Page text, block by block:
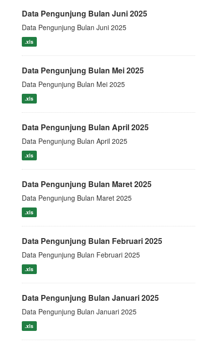
Data Pengunjung Bulan Juni 2025
Data Pengunjung Bulan Juni 2025
.xls
Data Pengunjung Bulan Mei 2025
Data Pengunjung Bulan Mei 2025
.xls
Data Pengunjung Bulan April 2025
Data Pengunjung Bulan April 2025
.xls
Data Pengunjung Bulan Maret 2025
Data Pengunjung Bulan Maret 2025
.xls
Data Pengunjung Bulan Februari 2025
Data Pengunjung Bulan Februari 2025
.xls
Data Pengunjung Bulan Januari 2025
Data Pengunjung Bulan Januari 2025
.xls